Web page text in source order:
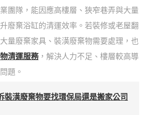
團隊，能因應高樓層、狹窄巷弄與大量
廢棄浴缸的清運效率。若裝修或老屋翻
量廢棄家具、裝潢廢棄物需要處理，也
清運服務，解決人力不足、樓層較高導
題。
裝潢廢棄物要找環保局還是搬家公司